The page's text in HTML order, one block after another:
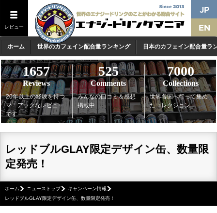
レビュー
ホーム 世界のカフェイン配合量ランキング 日本のカフェイン配合量ラ
1657
Reviews
20年以上の経験を持つ
マニアックなレビュー
です
525
Comments
みんなの口コミ＆感想
掲載中
7000
Collections
世界各国へ行って集め
たコレクション
レッドブルGLAY限定デザイン缶、数量限
定発売！
ホーム ニューストップ
キャンペーン情報
レッドブルGLAY限定デザイン缶、数量限定発売！